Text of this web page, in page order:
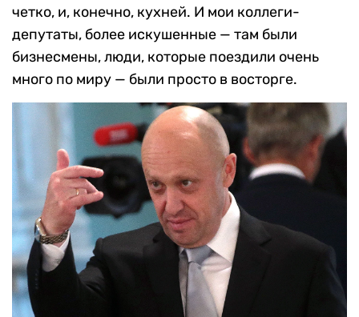
четко, и, конечно, кухней. И мои коллеги-
депутаты, более искушенные — там были
бизнесмены, люди, которые поездили очень
много по миру — были просто в восторге.